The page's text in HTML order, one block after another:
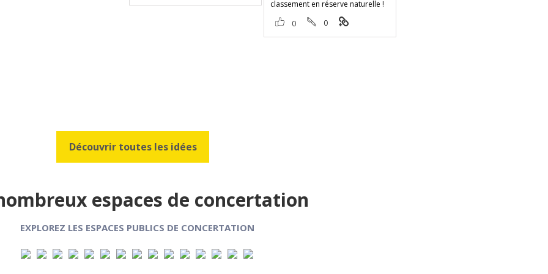
classement en réserve naturelle !
0
0
Découvrir toutes les idées
espaces de concertation
EXPLOREZ LES ESPACES PUBLICS DE CONCERTATION